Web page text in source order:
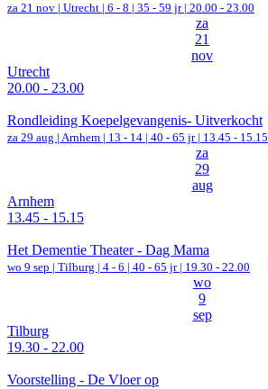
za 21 nov | Utrecht | 6 - 8 | 35 - 59 jr | 20.00 - 23.00
za
21
nov
Utrecht
20.00 - 23.00
Rondleiding Koepelgevangenis- Uitverkocht
za 29 aug | Arnhem | 13 - 14 | 40 - 65 jr | 13.45 - 15.15
za
29
aug
Arnhem
13.45 - 15.15
Het Dementie Theater - Dag Mama
wo 9 sep | Tilburg | 4 - 6 | 40 - 65 jr | 19.30 - 22.00
wo
9
sep
Tilburg
19.30 - 22.00
Voorstelling - De Vloer op